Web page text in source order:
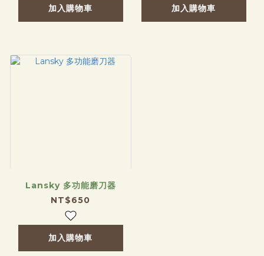
加入購物車 加入購物車
Lansky 多功能磨刀器
NT$650
加入購物車